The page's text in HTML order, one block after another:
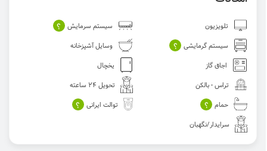
تلویزیون سیستم سرمایش ؟
سیستم گرمایشی ؟
وسایل آشپزخانه
اجاق گاز
یخچال
تراس - بالکن
تحویل 24 ساعته
حمام
؟ توالت ایرانی ؟
سرایدار/نگهبان